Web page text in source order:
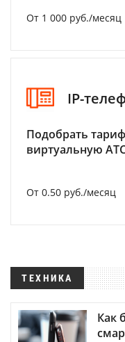
От 1 000 руб./месяц
IP-
Подобрать
виртуальную
От 0.50 руб./месяц
ТЕХНИКА
Как